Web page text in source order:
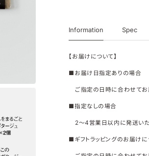
Information Spec
【お届けについて】
■お届け日指定ありの場合
ご指定の日時に合わせてお
■指定なしの場合
2～4営業日以内に発送いた
■ギフトラッピングのお届けに